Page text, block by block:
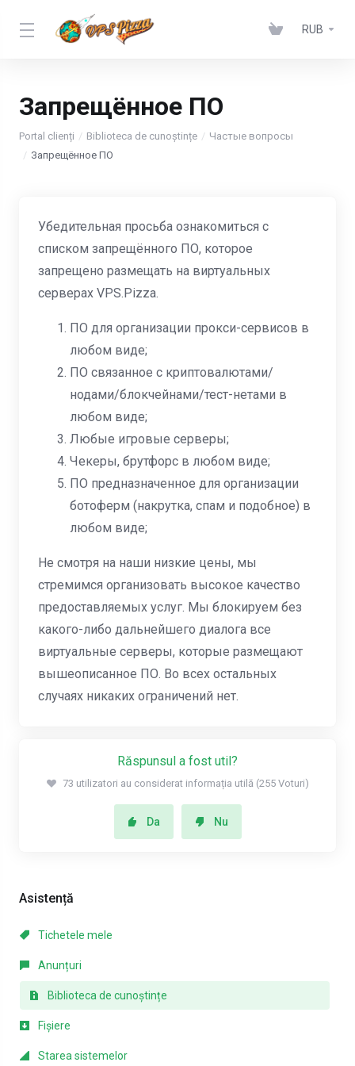
RUB
Запрещённое ПО
Portal clienți Biblioteca de cunoștințe
Частые вопросы
Запрещённое ПО
Asistență
Tichetele mele
Anunțuri
Biblioteca de cunoștințe
Fișiere
Starea sistemelor
Убедительная просьба ознакомиться с
списком запрещённого ПО, которое
запрещено размещать на виртуальных
серверах VPS.Pizza.
ПО для организации прокси-сервисов в
любом виде;
ПО связанное с криптовалютами/
нодами/блокчейнами/тест-нетами в
любом виде;
Любые игровые серверы;
Чекеры, брутфорс в любом виде;
ПО предназначенное для организации
ботоферм (накрутка, спам и подобное) в
любом виде;
Не смотря на наши низкие цены, мы
стремимся организовать высокое качество
предоставляемых услуг. Мы блокируем без
какого-либо дальнейшего диалога все
виртуальные серверы, которые размещают
вышеописанное ПО. Во всех остальных
случаях никаких ограничений нет.
Răspunsul a fost util?
73 utilizatori au considerat informația utilă (255 Voturi)
Da Nu